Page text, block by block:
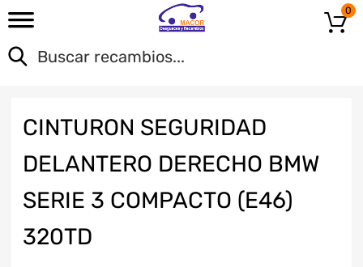
0
CINTURON SEGURIDAD
DELANTERO DERECHO BMW
SERIE 3 COMPACTO (E46)
320TD